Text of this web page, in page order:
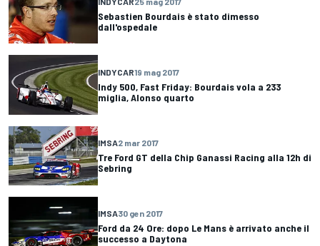
Sebastien Bourdais è stato dimesso
dall'ospedale
INDYCAR19 mag 2017
Indy 500, Fast Friday: Bourdais vola a 233
miglia, Alonso quarto
IMSA2 mar 2017
Tre Ford GT della Chip Ganassi Racing alla 12h di
Sebring
IMSA30 gen 2017
Ford da 24 Ore: dopo Le Mans è arrivato anche il
successo a Daytona